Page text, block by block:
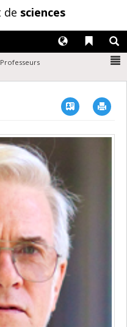
de sciences
Liens
Langues
Professeurs
Vcard